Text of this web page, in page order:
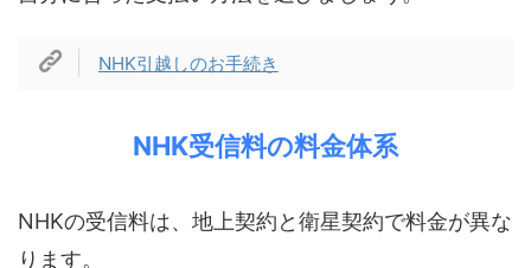
NHK引越しのお手続き
NHK受信料の料金体系
NHKの受信料は、地上契約と衛星契約で料金が異な
ります。